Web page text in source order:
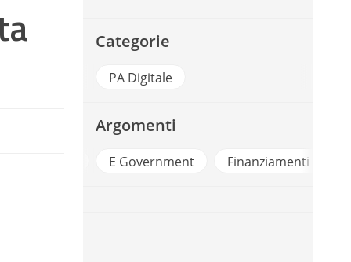
Categorie
PA Digitale
Argomenti
E Government Finanziamenti